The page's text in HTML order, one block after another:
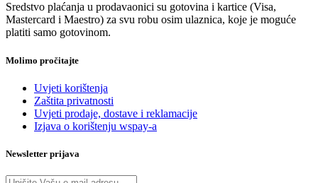
Sredstvo plaćanja u prodavaonici su gotovina i kartice (Visa,
Mastercard i Maestro) za svu robu osim ulaznica, koje je moguće
platiti samo gotovinom.
Molimo pročitajte
Uvjeti korištenja
Zaštita privatnosti
Uvjeti prodaje, dostave i reklamacije
Izjava o korištenju wspay-a
Newsletter prijava